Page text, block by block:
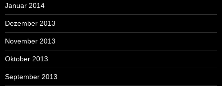
Januar 2014
Dezember 2013
November 2013
Oktober 2013
September 2013